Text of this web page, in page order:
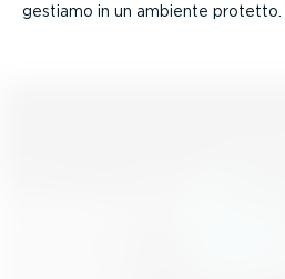
gestiamo in un ambiente protetto.